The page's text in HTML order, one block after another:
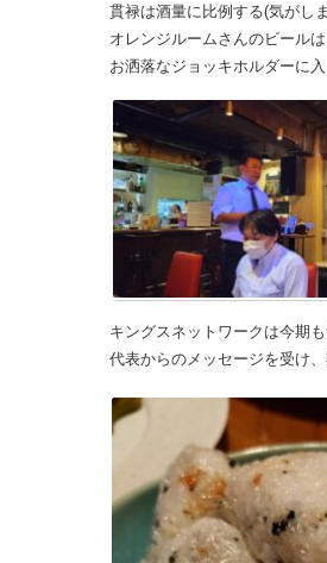
貫禄は酒量に比例する(気がしま
オレンジルームさんのビールは
お洒落なジョッキホルダーに
キングスネットワークは今期も
代表からのメッセージを受け